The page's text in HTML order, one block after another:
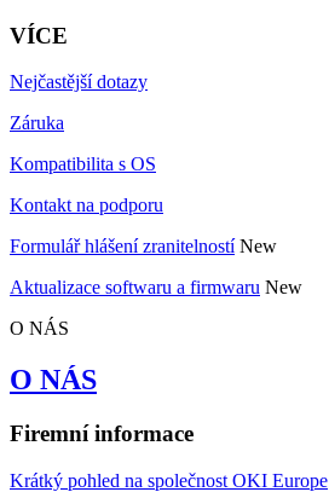
VÍCE
Nejčastější dotazy
Záruka
Kompatibilita s OS
Kontakt na podporu
Formulář hlášení zranitelností New
Aktualizace softwaru a firmwaru New
O NÁS
O NÁS
Firemní informace
Krátký pohled na společnost OKI Europe